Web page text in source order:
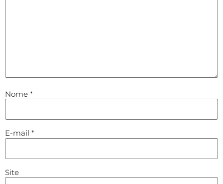
Nome *
E-mail *
Site